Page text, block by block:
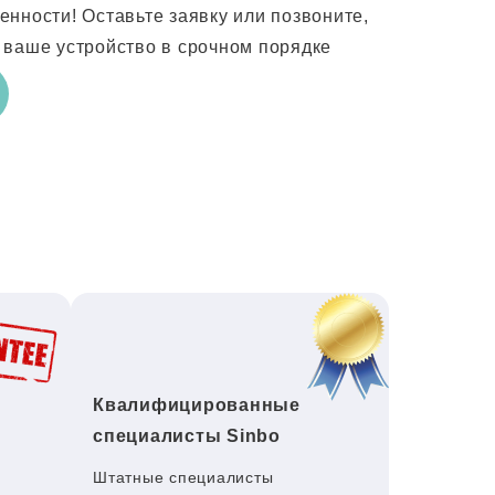
Оставьте заявку или позвоните,
устройство в срочном порядке
Квалифицированные
специалисты Sinbo
Штатные специалисты